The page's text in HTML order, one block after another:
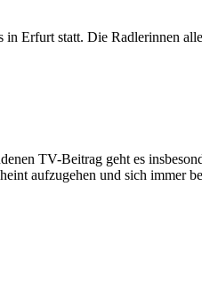
Erfurt statt. Die Radlerinnen
TV-Beitrag geht es
aufzugehen und sich immer